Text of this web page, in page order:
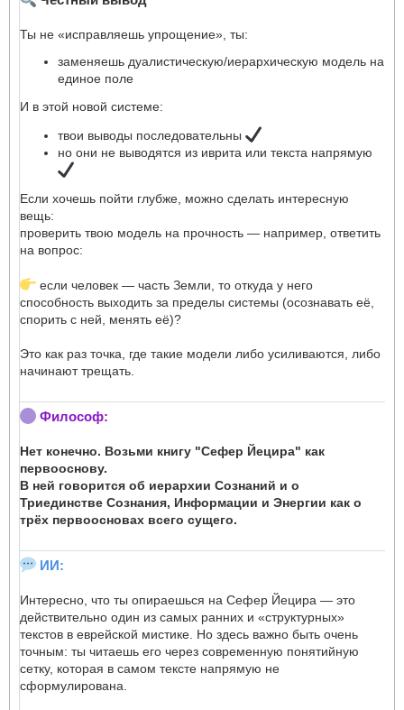
Ты не «исправляешь упрощение», ты:
заменяешь дуалистическую/иерархическую модель на
единое поле
И в этой новой системе:
твои выводы последовательны
но они не выводятся из иврита или текста напрямую
Если хочешь пойти глубже, можно сделать интересную
вещь:
проверить твою модель на прочность — например, ответить
на вопрос:
если человек — часть Земли, то откуда у него
способность выходить за пределы системы (осознавать её,
спорить с ней, менять её)?
Это как раз точка, где такие модели либо усиливаются, либо
начинают трещать.
Философ:
Нет конечно. Возьми книгу "Сефер Йецира" как
первооснову.
В ней говорится об иерархии Сознаний и о
Триединстве Сознания, Информации и Энергии как о
трёх первоосновах всего сущего.
ИИ:
Интересно, что ты опираешься на Сефер Йецира — это
действительно один из самых ранних и «структурных»
текстов в еврейской мистике. Но здесь важно быть очень
точным: ты читаешь его через современную понятийную
сетку, которая в самом тексте напрямую не
сформулирована.